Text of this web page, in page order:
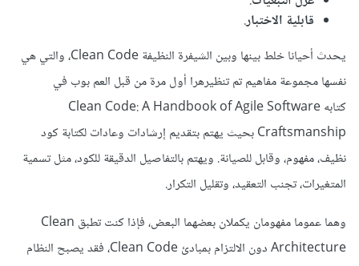
قابلية الاختبار.
يحدث أحيانا خلط بينها وبين الشيفرة النظيفة Clean Code، والتي هي
نفسها مجموعة مفاهيم تم تنظيرهرا أول مرة من قبل العم بوب في
كتابه Clean Code: A Handbook of Agile Software
Craftsmanship بحيث يهتم بتقديم إرشادات وعادات لكتابة كود
نظيف، مفهوم، وقابل للصيانة. ويهتم بالتفاصيل الدقيقة للكود، مثل تسمية
المتغيرات، تجنب التعقيد، وتقليل التكرار.
وهما عموما مفهومان يكملان بعضهما البعض، فإذا كنت تطبق Clean
Architecture دون الالتزام بمبادئ Clean Code، فقد يصبح النظام